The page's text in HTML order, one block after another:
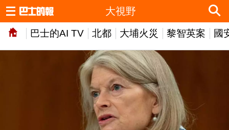
巴士的AI TV 北都 大埔火災 黎智英案 國
大視野